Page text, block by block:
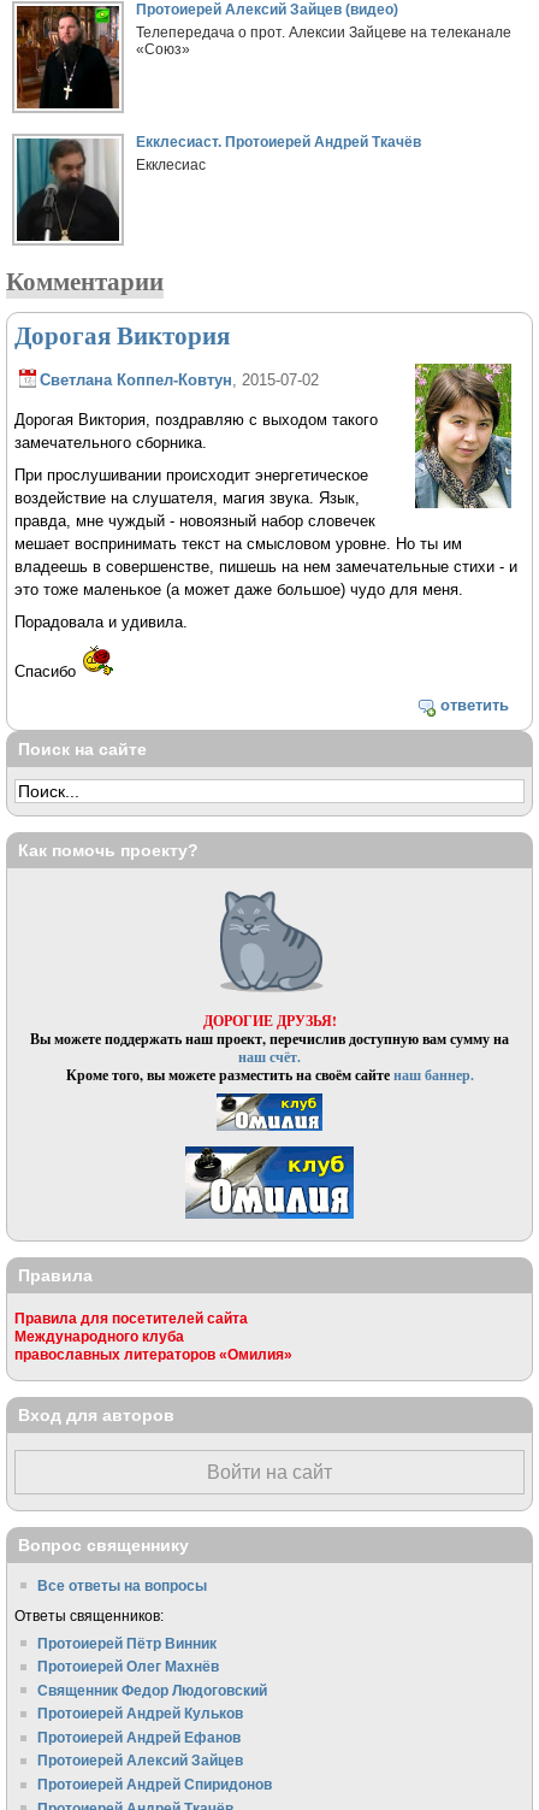
Протоиерей Алексий Зайцев (видео)
Телепередача о прот. Алексии Зайцеве на телеканале
«Союз»
Екклесиаст. Протоиерей Андрей Ткачёв
Екклесиас
Комментарии
Дорогая Виктория
Светлана Коппел-Ковтун, 2015-07-02
Дорогая Виктория, поздравляю с выходом такого
замечательного сборника.
При прослушивании происходит энергетическое
воздействие на слушателя, магия звука. Язык,
правда, мне чуждый - новоязный набор словечек
мешает воспринимать текст на смысловом уровне. Но ты им
владеешь в совершенстве, пишешь на нем замечательные стихи - и
это тоже маленькое (а может даже большое) чудо для меня.
Порадовала и удивила.
Спасибо
ответить
Поиск на сайте
Как помочь проекту?
ДОРОГИЕ ДРУЗЬЯ!
Вы можете поддержать наш проект, перечислив доступную вам сумму на
наш счёт.
Кроме того, вы можете разместить на своём сайтенаш баннер.
Правила
Правила для посетителей сайта
Международного клуба
православных литераторов «Омилия»
Вход для авторов
Войти на сайт
Вопрос священнику
Все ответы на вопросы
Ответы священников:
Протоиерей Пётр Винник
Протоиерей Олег Махнёв
Священник Федор Людоговский
Протоиерей Андрей Кульков
Протоиерей Андрей Ефанов
Протоиерей Алексий Зайцев
Протоиерей Андрей Спиридонов